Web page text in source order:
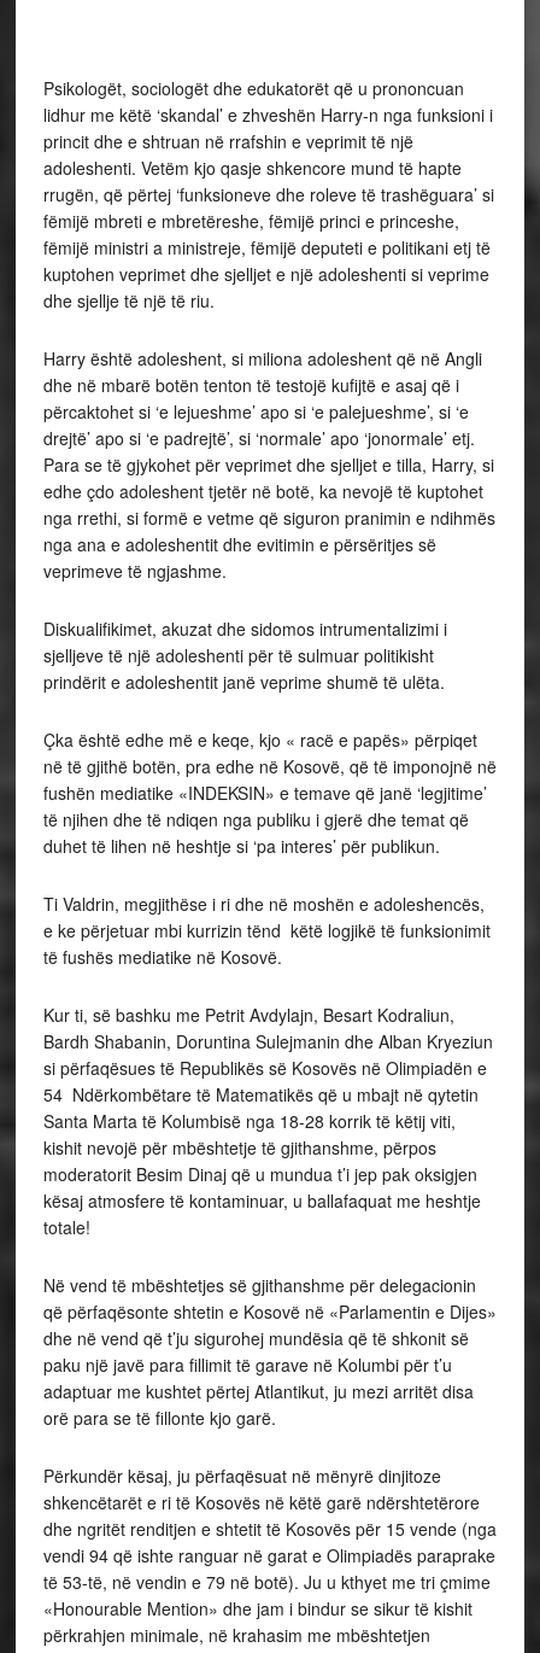
Psikologët, sociologët dhe edukatorët që u prononcuan
lidhur me këtë ‘skandal’ e zhveshën Harry-n nga funksioni i
princit dhe e shtruan në rrafshin e veprimit të një
adoleshenti. Vetëm kjo qasje shkencore mund të hapte
rrugën, që përtej ‘funksioneve dhe roleve të trashëguara’ si
fëmijë mbreti e mbretëreshe, fëmijë princi e princeshe,
fëmijë ministri a ministreje, fëmijë deputeti e politikani etj të
kuptohen veprimet dhe sjelljet e një adoleshenti si veprime
dhe sjellje të një të riu.
Harry është adoleshent, si miliona adoleshent që në Angli
dhe në mbarë botën tenton të testojë kufijtë e asaj që i
përcaktohet si ‘e lejueshme’ apo si ‘e palejueshme’, si ‘e
drejtë’ apo si ‘e padrejtë’, si ‘normale’ apo ‘jonormale’ etj.
Para se të gjykohet për veprimet dhe sjelljet e tilla, Harry, si
edhe çdo adoleshent tjetër në botë, ka nevojë të kuptohet
nga rrethi, si formë e vetme që siguron pranimin e ndihmës
nga ana e adoleshentit dhe evitimin e përsëritjes së
veprimeve të ngjashme.
Diskualifikimet, akuzat dhe sidomos intrumentalizimi i
sjelljeve të një adoleshenti për të sulmuar politikisht
prindërit e adoleshentit janë veprime shumë të ulëta.
Çka është edhe më e keqe, kjo « racë e papës» përpiqet
në të gjithë botën, pra edhe në Kosovë, që të imponojnë në
fushën mediatike «INDEKSIN» e temave që janë ‘legjitime’
të njihen dhe të ndiqen nga publiku i gjerë dhe temat që
duhet të lihen në heshtje si ‘pa interes’ për publikun.
Ti Valdrin, megjithëse i ri dhe në moshën e adoleshencës,
e ke përjetuar mbi kurrizin tënd këtë logjikë të funksionimit
të fushës mediatike në Kosovë.
Kur ti, së bashku me Petrit Avdylajn, Besart Kodraliun,
Bardh Shabanin, Doruntina Sulejmanin dhe Alban Kryeziun
si përfaqësues të Republikës së Kosovës në Olimpiadën e
54 Ndërkombëtare të Matematikës që u mbajt në qytetin
Santa Marta të Kolumbisë nga 18-28 korrik të këtij viti,
kishit nevojë për mbështetje të gjithanshme, përpos
moderatorit Besim Dinaj që u mundua t’i jep pak oksigjen
kësaj atmosfere të kontaminuar, u ballafaquat me heshtje
totale!
Në vend të mbështetjes së gjithanshme për delegacionin
që përfaqësonte shtetin e Kosovë në «Parlamentin e Dijes»
dhe në vend që t’ju sigurohej mundësia që të shkonit së
paku një javë para fillimit të garave në Kolumbi për t’u
adaptuar me kushtet përtej Atlantikut, ju mezi arritët disa
orë para se të fillonte kjo garë.
Përkundër kësaj, ju përfaqësuat në mënyrë dinjitoze
shkencëtarët e ri të Kosovës në këtë garë ndërshtetërore
dhe ngritët renditjen e shtetit të Kosovës për 15 vende (nga
vendi 94 që ishte ranguar në garat e Olimpiadës paraprake
të 53-të, në vendin e 79 në botë). Ju u kthyet me tri çmime
«Honourable Mention» dhe jam i bindur se sikur të kishit
përkrahjen minimale, në krahasim me mbështetjen